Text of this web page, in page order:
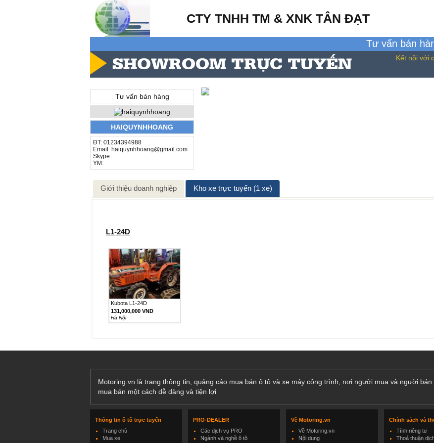
CTY TNHH TM & XNK TÂN ĐẠT
Tư vấn bán
Kết nồi với
Tư vấn bán hàng
HAIQUYNHHOANG
ĐT: 01234394988
Email: haiquynhhoang@gmail.com
Skype:
YM:
Giới thiệu doanh nghiệp Kho xe trực tuyến (1 xe)
L1-24D
Kubota L1-24D
131,000,000 VND
Hà Nội
Motoring.vn là trang thông tin, quảng cáo mua bán ô tô và xe máy công trình, nơi người mua và người
mua bán một cách dễ dàng và tiện lợi
Thông tin ô tô trực tuyến
Trang chủ
Mua xe
PRO-DEALER
Các dịch vụ PRO
Ngành và nghề ô tô
Về Motoring.vn
Về Motoring.vn
Nội dung
Chính sách và
Tính riêng tư
Thoả thuận